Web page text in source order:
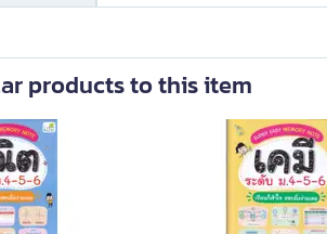
products to this item